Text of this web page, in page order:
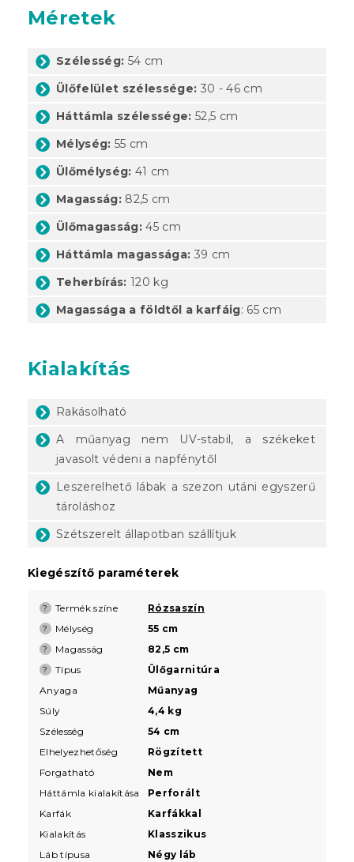
Méretek
Szélesség: 54 cm
Ülőfelület szélessége: 30 - 46 cm
Háttámla szélessége: 52,5 cm
Mélység: 55 cm
Ülőmélység: 41 cm
Magasság: 82,5 cm
Ülőmagasság: 45 cm
Háttámla magassága: 39 cm
Teherbírás: 120 kg
Magassága a földtől a karfáig: 65 cm
Kialakítás
Rakásolható
A műanyag nem UV-stabil, a székeket
javasolt védeni a napfénytől
Leszerelhető lábak a szezon utáni egyszerű
tároláshoz
Szétszerelt állapotban szállítjuk
Kiegészítő paraméterek
? Termék színe Rózsaszín
? Mélység 55 cm
? Magasság 82,5 cm
? Típus
Ülőgarnitúra
Anyaga
Műanyag
Súly
4,4 kg
Szélesség
54 cm
Elhelyezhetőség
Rögzített
Forgatható
Nem
Háttámla kialakítása
Perforált
Karfák
Karfákkal
Kialakítás
Klasszikus
Láb típusa
Négy láb